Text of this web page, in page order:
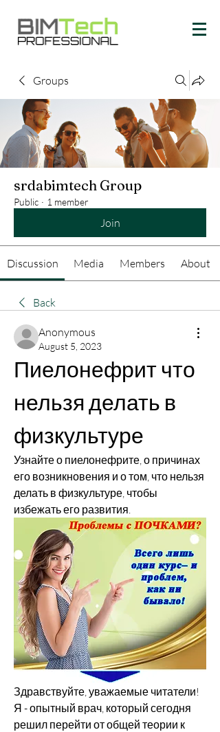
Groups
srdabimtech Group
Public · 1 member
Join
Discussion Media Members About
Back
Anonymous
August 5, 2023
Пиелонефрит что
нельзя делать в
физкультуре
Узнайте о пиелонефрите, о причинах
его возникновения и о том, что нельзя
делать в физкультуре, чтобы
избежать его развития.
Здравствуйте, уважаемые читатели!
Я - опытный врач, который сегодня
решил перейти от общей теории к